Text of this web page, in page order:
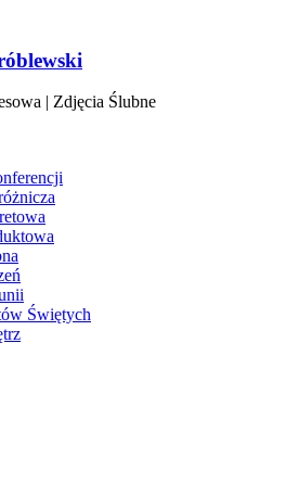
| Zdjęcia Ślubne
Świętych